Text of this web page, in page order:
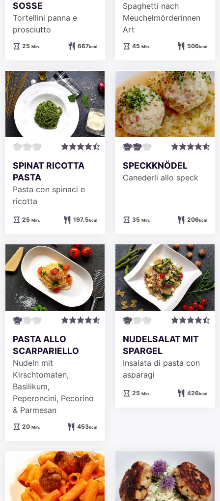
SOSSE
Tortellini panna e
prosciutto
25Minuten
Min. 667kcal
Spaghetti nach
Meuchelmörderinnen
Art
45Minuten
Min. 506kcal
SPINAT RICOTTA
PASTA
Pasta con spinaci e
ricotta
25Minuten
Min. 197.5kcal
SPECKKNÖDEL
Canederli allo speck
35Minuten
Min. 206kcal
PASTA ALLO
SCARPARIELLO
Nudeln mit
Kirschtomaten,
Basilikum,
Peperoncini, Pecorino
& Parmesan
20Minuten
Min. 453kcal
NUDELSALAT MIT
SPARGEL
Insalata di pasta con
asparagi
25Minuten
Min. 426kcal